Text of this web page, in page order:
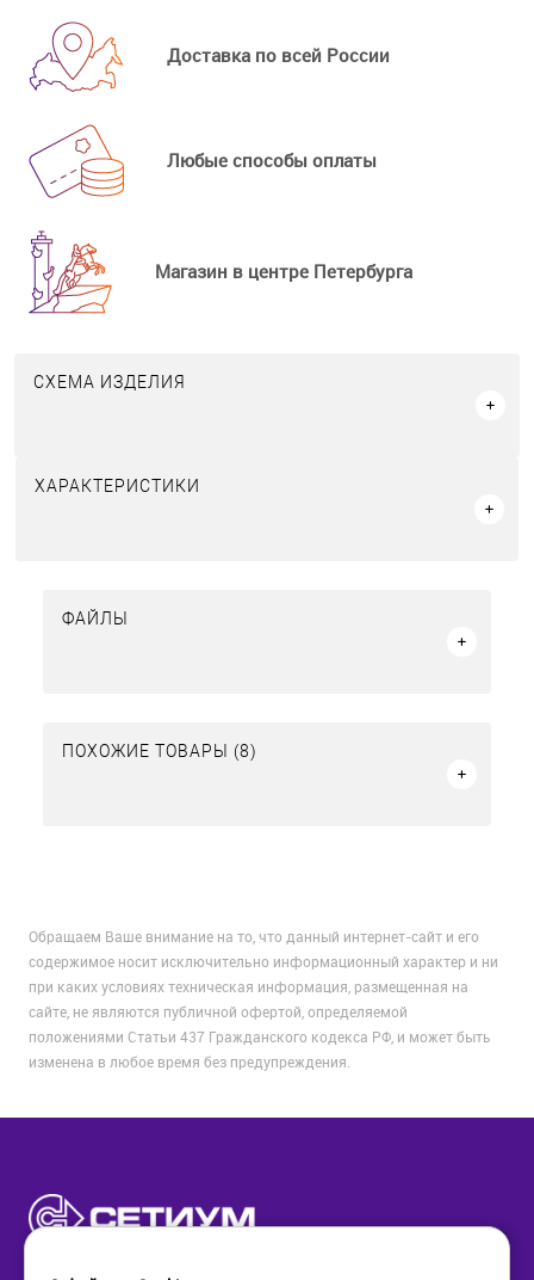
Доставка по всей России
Любые способы оплаты
Магазин в центре Петербурга
СХЕМА ИЗДЕЛИЯ
ХАРАКТЕРИСТИКИ
ФАЙЛЫ
ПОХОЖИЕ ТОВАРЫ (8)
Обращаем Ваше внимание на то, что данный интернет-сайт и его
содержимое носит исключительно информационный характер и ни
при каких условиях техническая информация, размещенная на
сайте, не являются публичной офертой, определяемой
положениями Статьи 437 Гражданского кодекса РФ, и может быть
изменена в любое время без предупреждения.